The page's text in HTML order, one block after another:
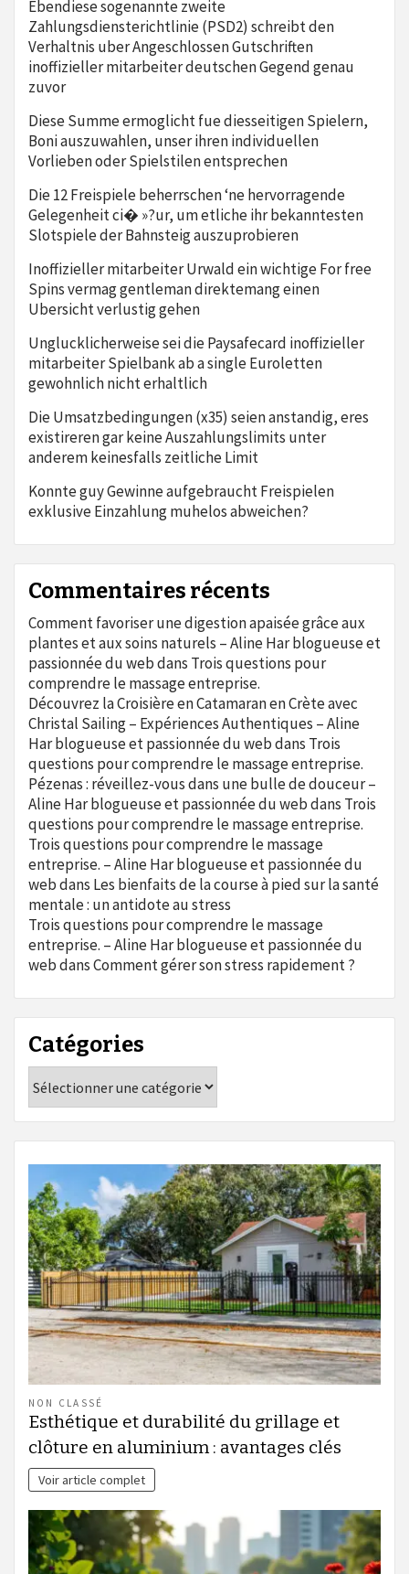
Ebendiese sogenannte zweite
Zahlungsdiensterichtlinie (PSD2) schreibt den
Verhaltnis uber Angeschlossen Gutschriften
inoffizieller mitarbeiter deutschen Gegend genau
zuvor
Diese Summe ermoglicht fue diesseitigen Spielern,
Boni auszuwahlen, unser ihren individuellen
Vorlieben oder Spielstilen entsprechen
Die 12 Freispiele beherrschen ‘ne hervorragende
Gelegenheit ci� »?ur, um etliche ihr bekanntesten
Slotspiele der Bahnsteig auszuprobieren
Inoffizieller mitarbeiter Urwald ein wichtige For free
Spins vermag gentleman direktemang einen
Ubersicht verlustig gehen
Unglucklicherweise sei die Paysafecard inoffizieller
mitarbeiter Spielbank ab a single Euroletten
gewohnlich nicht erhaltlich
Die Umsatzbedingungen (x35) seien anstandig, eres
existireren gar keine Auszahlungslimits unter
anderem keinesfalls zeitliche Limit
Konnte guy Gewinne aufgebraucht Freispielen
exklusive Einzahlung muhelos abweichen?
Commentaires récents
Comment favoriser une digestion apaisée grâce aux
plantes et aux soins naturels – Aline Har blogueuse et
passionnée du webdans Trois questions pour
comprendre le massage entreprise.
Découvrez la Croisière en Catamaran en Crète avec
Christal Sailing – Expériences Authentiques – Aline
Har blogueuse et passionnée du webdans Trois
questions pour comprendre le massage entreprise.
Pézenas : réveillez-vous dans une bulle de douceur –
Aline Har blogueuse et passionnée du webdans Trois
questions pour comprendre le massage entreprise.
Trois questions pour comprendre le massage
entreprise. – Aline Har blogueuse et passionnée du
webdans Les bienfaits de la course à pied sur la santé
mentale : un antidote au stress
Trois questions pour comprendre le massage
entreprise. – Aline Har blogueuse et passionnée du
webdansComment gérer son stress rapidement ?
Catégories
NON CLASSÉ
Esthétique et durabilité du grillage et
clôture en aluminium : avantages clés
Voir article complet